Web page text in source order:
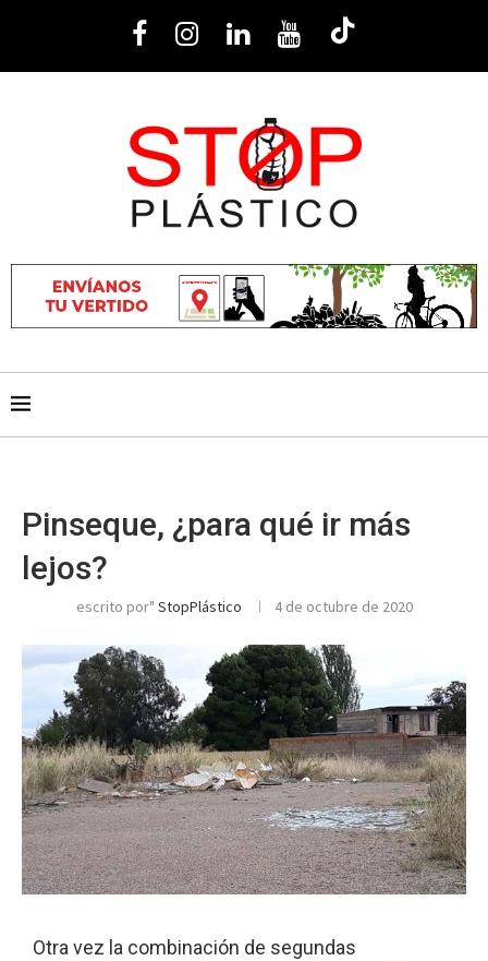
Pinseque, ¿para qué ir más
lejos?
escrito por" StopPlástico 4 de octubre de 2020
Otra vez la combinación de segundas